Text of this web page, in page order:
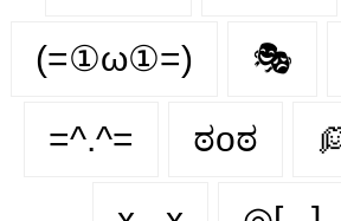
(=①ω①=) 🎭
=^.^= ಠoಠ